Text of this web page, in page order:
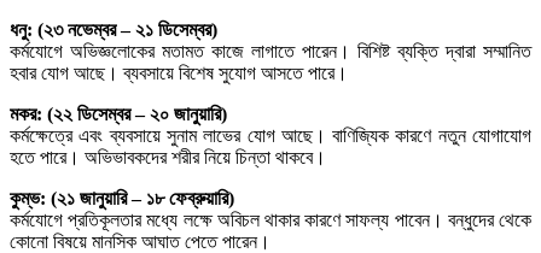
ধনু: (২৩ নভেম্বর – ২১ ডিসেম্বর)
কর্মযোগে অভিজ্ঞলোকের মতামত কাজে লাগাতে পারেন। বিশিষ্ট ব্যক্তি দ্বারা সম্মানিত
হবার যোগ আছে। ব্যবসায়ে বিশেষ সুযোগ আসতে পারে।
মকর: (২২ ডিসেম্বর – ২০ জানুয়ারি)
কর্মক্ষেত্রে এবং ব্যবসায়ে সুনাম লাভের যোগ আছে। বাণিজ্যিক কারণে নতুন যোগাযোগ
হতে পারে। অভিভাবকদের শরীর নিয়ে চিন্তা থাকবে।
কুম্ভ: (২১ জানুয়ারি – ১৮ ফেব্রুয়ারি)
কর্মযোগে প্রতিকূলতার মধ্যে লক্ষে অবিচল থাকার কারণে সাফল্য পাবেন। বন্ধুদের থেকে
কোনো বিষয়ে মানসিক আঘাত পেতে পারেন।